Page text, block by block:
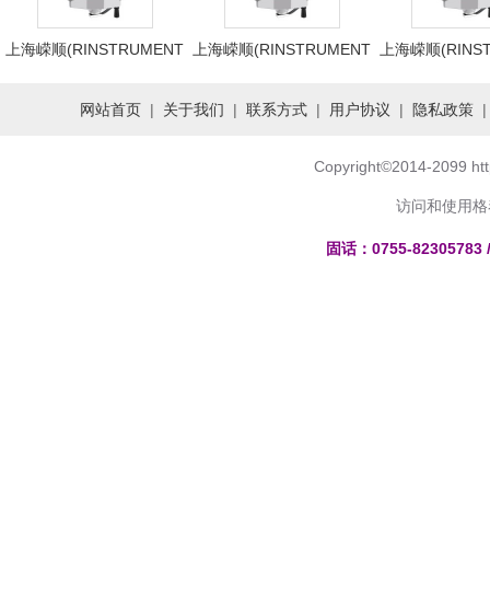
上海嵘顺(RINSTRUMENT 上海嵘顺(RINSTRUMENT 上海嵘顺
网站首页 | 关于我们 | 联系方式 | 用户协议 | 隐私政策
Copyright©2014-2099
访问和使用
固话：0755-